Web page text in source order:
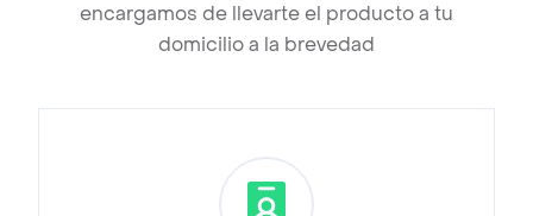
encargamos de llevarte el producto a tu
domicilio a la brevedad